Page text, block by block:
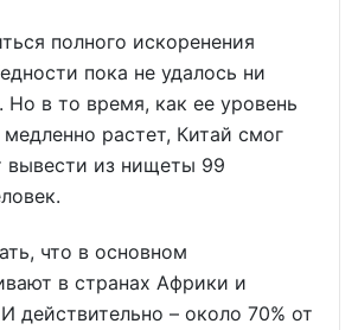
полного искоренения
пока не удалось ни
Но в то время, как ее уровень
растет, Китай смог
вывести из нищеты 99
что в основном
в странах Африки и
действительно – около 70% от